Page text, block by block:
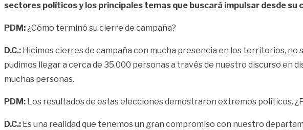
sectores políticos y los principales temas que buscará impulsar desde su
PDM:¿Cómo terminó su cierre de campaña?
D.C.: Hicimos cierres de campaña con mucha presencia en los territorios,
pudimos llegar a cerca de 35.000 personas a través de nuestro discurso en
muchas personas.
PDM: Los resultados de estas elecciones demostraron extremos políticos.
D.C.: Es una realidad que tenemos un gran compromiso con nuestro